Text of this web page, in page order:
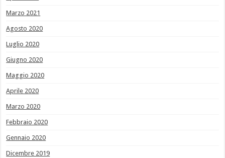
Marzo 2021
Agosto 2020
Luglio 2020
Giugno 2020
Maggio 2020
Aprile 2020
Marzo 2020
Febbraio 2020
Gennaio 2020
Dicembre 2019